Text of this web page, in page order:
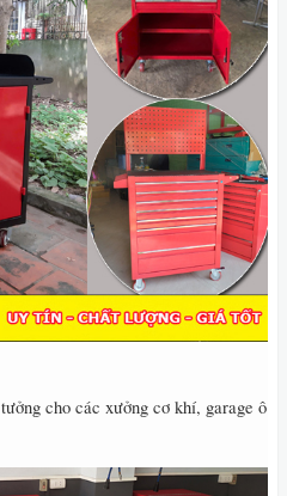
cho các xưởng cơ khí, garage ô